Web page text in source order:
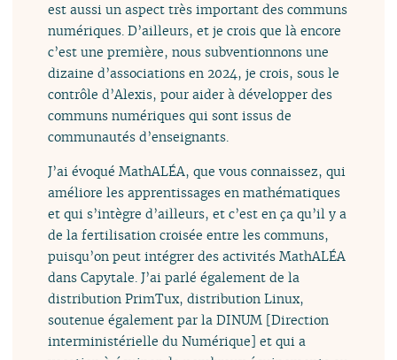
est aussi un aspect très important des communs
numériques. D’ailleurs, et je crois que là encore
c’est une première, nous subventionnons une
dizaine d’associations en 2024, je crois, sous le
contrôle d’Alexis, pour aider à développer des
communs numériques qui sont issus de
communautés d’enseignants.
J’ai évoqué MathALÉA, que vous connaissez, qui
améliore les apprentissages en mathématiques
et qui s’intègre d’ailleurs, et c’est en ça qu’il y a
de la fertilisation croisée entre les communs,
puisqu’on peut intégrer des activités MathALÉA
dans Capytale. J’ai parlé également de la
distribution PrimTux, distribution Linux,
soutenue également par la DINUM [Direction
interministérielle du Numérique] et qui a